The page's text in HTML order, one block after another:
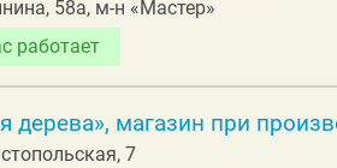
58а, м-н «Мастер»
работает
дерева», магазин при
7